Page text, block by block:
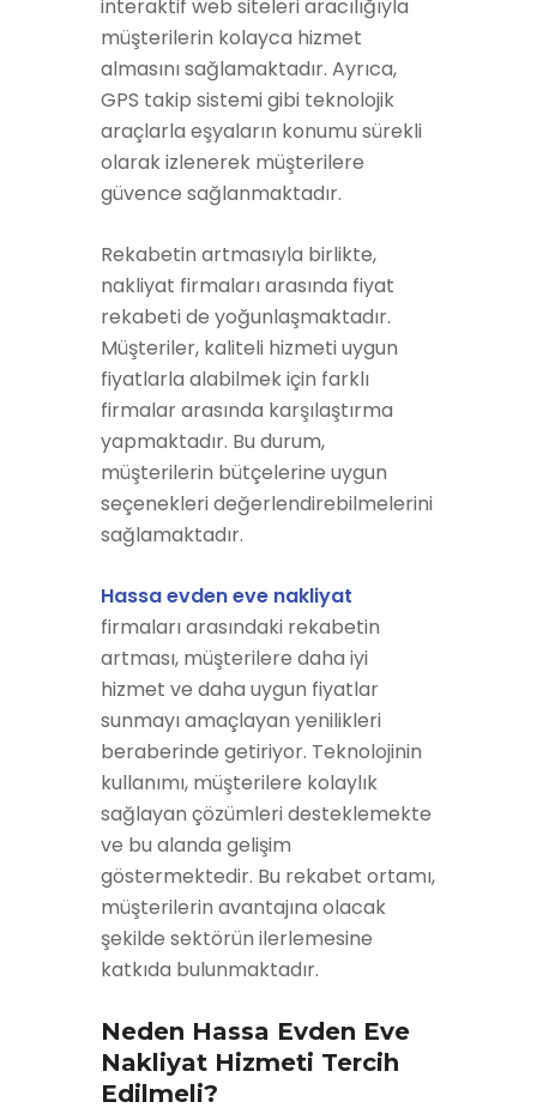
interaktif web siteleri aracılığıyla
müşterilerin kolayca hizmet
almasını sağlamaktadır. Ayrıca,
GPS takip sistemi gibi teknolojik
araçlarla eşyaların konumu sürekli
olarak izlenerek müşterilere
güvence sağlanmaktadır.
Rekabetin artmasıyla birlikte,
nakliyat firmaları arasında fiyat
rekabeti de yoğunlaşmaktadır.
Müşteriler, kaliteli hizmeti uygun
fiyatlarla alabilmek için farklı
firmalar arasında karşılaştırma
yapmaktadır. Bu durum,
müşterilerin bütçelerine uygun
seçenekleri değerlendirebilmelerini
sağlamaktadır.
Hassa evden eve nakliyat
firmaları arasındaki rekabetin
artması, müşterilere daha iyi
hizmet ve daha uygun fiyatlar
sunmayı amaçlayan yenilikleri
beraberinde getiriyor. Teknolojinin
kullanımı, müşterilere kolaylık
sağlayan çözümleri desteklemekte
ve bu alanda gelişim
göstermektedir. Bu rekabet ortamı,
müşterilerin avantajına olacak
şekilde sektörün ilerlemesine
katkıda bulunmaktadır.
Neden Hassa Evden Eve
Nakliyat Hizmeti Tercih
Edilmeli?